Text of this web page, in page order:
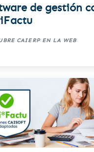
de gestión
CAIERP EN LA WEB